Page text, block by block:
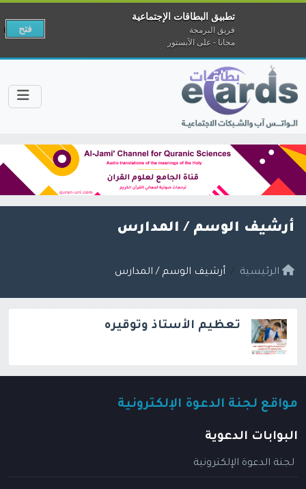
أرشيف الوسم / المدارس
الرئيسية أرشيف الوسم / المدارس
تعظيم الأستاذ وتوقيره
مواقع لجنة الدعوة الإلكترونية
البوابات الدعوية
لجنة الدعوة الإلكترونية
تطبيق البطاقات الإجتماعية
فريق البرمجة
مجانا - على الآبستور
فتح